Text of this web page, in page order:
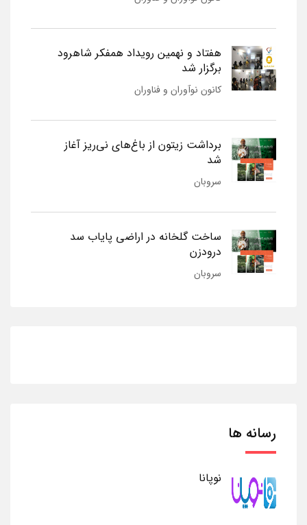
هفتاد و نهمین رویداد همفکر شاهرود
برگزار شد
کانون نوآوران و فناوران
برداشت زیتون از باغ‌های نی‌ریز آغاز
شد
سروبان
ساخت گلخانه در اراضی پایاب سد
درودزن
سروبان
رسانه ها
نوپانا